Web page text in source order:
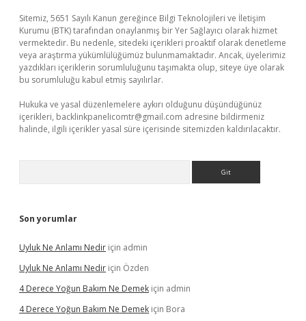
Sitemiz, 5651 Sayılı Kanun gereğince Bilgi Teknolojileri ve İletişim
Kurumu (BTK) tarafından onaylanmış bir Yer Sağlayıcı olarak hizmet
vermektedir. Bu nedenle, sitedeki içerikleri proaktif olarak denetleme
veya araştırma yükümlülüğümüz bulunmamaktadır. Ancak, üyelerimiz
yazdıkları içeriklerin sorumluluğunu taşımakta olup, siteye üye olarak
bu sorumluluğu kabul etmiş sayılırlar.
Hukuka ve yasal düzenlemelere aykırı olduğunu düşündüğünüz
içerikleri, backlinkpanelicomtr@gmail.com adresine bildirmeniz
halinde, ilgili içerikler yasal süre içerisinde sitemizden kaldırılacaktır.
Son yorumlar
Uyluk Ne Anlamı Nedir için admin
Uyluk Ne Anlamı Nedir için Özden
4 Derece Yoğun Bakım Ne Demek için admin
4 Derece Yoğun Bakım Ne Demek için Bora